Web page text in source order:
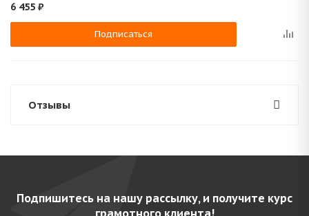
6 455 ₽
Подписаться
Отзывы
Подпишитесь на нашу рассылку, и получите курс
грамотного клиента!